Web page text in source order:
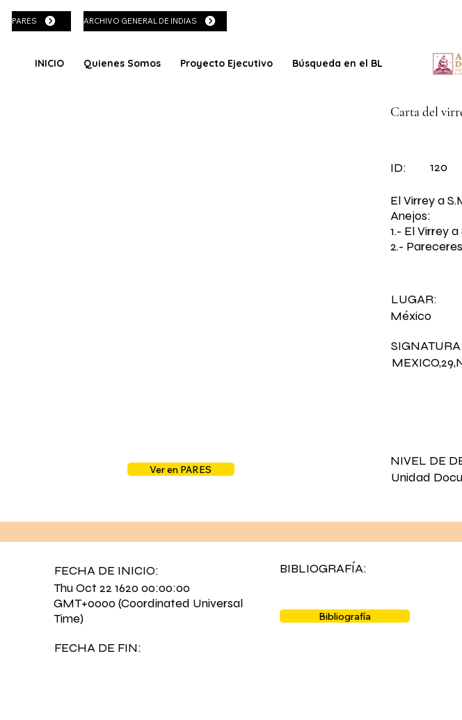
PARES ARCHIVO GENERAL DE INDIAS
INICIO Quienes Somos Proyecto Ejecutivo Búsqueda en el BLOG Contacto
Carta del
ID: 120
El Virrey a
Anejos:
1.- El Virrey
2.-
LUGAR:
México
NIVEL DE
Unidad
Ver en PARES
FECHA DE FIN:
FECHA DE INICIO:
Thu Oct 22 1620 00:00:00
GMT+0000 (Coordinated Universal
Time)
BIBLIOGRAFÍA:
Bibliografía